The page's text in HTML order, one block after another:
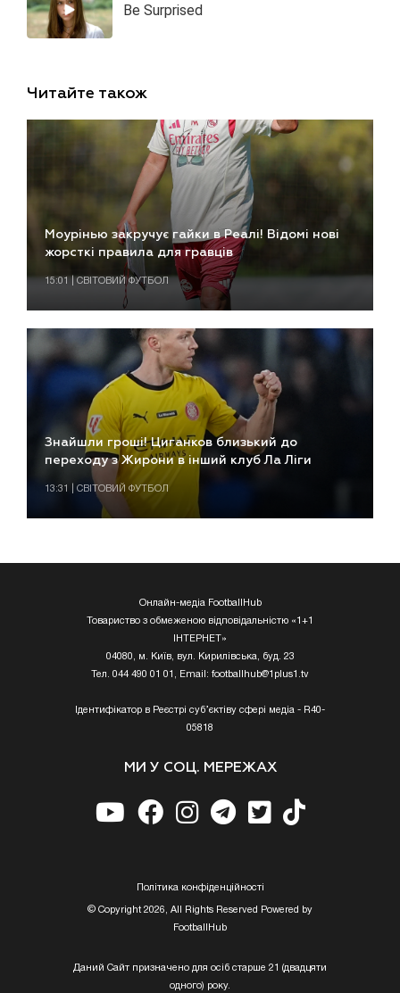
Читайте також
Моурінью закручує гайки в Реалі! Відомі нові
жорсткі правила для гравців
15:01 | СВІТОВИЙ ФУТБОЛ
Знайшли гроші! Циганков близький до
переходу з Жирони в інший клуб Ла Ліги
13:31 | СВІТОВИЙ ФУТБОЛ
Онлайн-медіа FootballHub
Товариство з обмеженою відповідальністю «1+1
ІНТЕРНЕТ»
04080, м. Київ, вул. Кирилівська, буд. 23
Тел. 044 490 01 01, Email: footballhub@1plus1.tv
Ідентифікатор в Реєстрі суб’єктіву сфері медіа - R40-
05818
МИ У СОЦ. МЕРЕЖАХ
Полiтика конфiденцiйностi
© Copyright 2026, All Rights Reserved Powered by
FootballHub
Даний Сайт призначено для осіб старше 21 (двадцяти
одного) року.